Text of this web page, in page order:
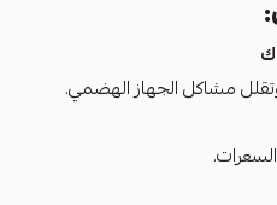
وتقلل مشاكل الجهاز الهضمي.